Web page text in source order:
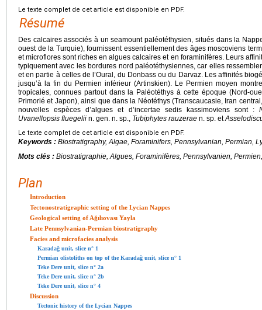
Le texte complet de cet article est disponible en PDF.
Résumé
Des calcaires associés à un seamount paléotéthysien, situés dans la
ouest de la Turquie), fournissent essentiellement des âges moscoviens
et microflores sont riches en algues calcaires et en foraminifères. Leurs
typiquement avec les bordures nord paléotéthysiennes, car elles
et en partie à celles de l’Oural, du Donbass ou du Darvaz. Les affinités
jusqu’à la fin du Permien inférieur (Artinskien). Le Permien moyen
tropicales, connues partout dans la Paléotéthys à cette époque (Nord-
Primorié et Japon), ainsi que dans la Néotéthys (Transcaucasie, Iran
nouvelles espèces d’algues et d’incertae sedis kassimoviens sont :
Uvanellopsis fluegelii n. gen. n. sp., Tubiphytes rauzerae n. sp. et
Le texte complet de cet article est disponible en PDF.
Keywords : Biostratigraphy, Algae, Foraminifers, Pennsylvanian, Permian,
Mots clés : Biostratigraphie, Algues, Foraminifères, Pennsylvanien,
Plan
Introduction
Tectonostratigraphic setting of the Lycian Nappes
Geological setting of Ağılıovası Yayla
Late Pennsylvanian-Permian biostratigraphy
Facies and microfacies analysis
Karadağ unit, slice n° 1
Permian olistoliths on top of the Karadağ unit, slice n° 1
Teke Dere unit, slice n° 2a
Teke Dere unit, slice n° 2b
Teke Dere unit, slice n° 4
Discussion
Tectonic history of the Lycian Nappes